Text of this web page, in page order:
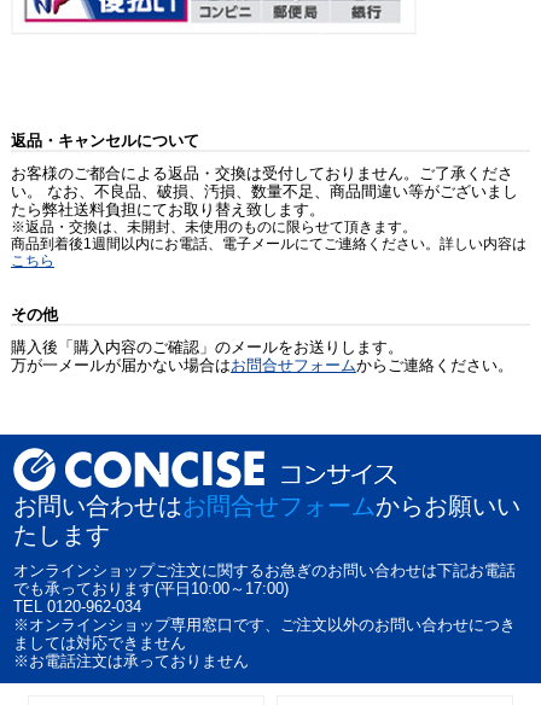
返品・キャンセルについて
お客様のご都合による返品・交換は受付しておりません。ご了承くださ
い。 なお、不良品、破損、汚損、数量不足、商品間違い等がございまし
たら弊社送料負担にてお取り替え致します。
※返品・交換は、未開封、未使用のものに限らせて頂きます。
商品到着後1週間以内にお電話、電子メールにてご連絡ください。詳しい内容は
こちら
その他
購入後「購入内容のご確認」のメールをお送りします。
万が一メールが届かない場合はお問合せフォームからご連絡ください。
お問い合わせはお問合せフォームからお願いい
たします
オンラインショップご注文に関するお急ぎのお問い合わせは下記お電話
でも承っております(平日10:00～17:00)
TEL 0120-962-034
※オンラインショップ専用窓口です、ご注文以外のお問い合わせにつき
ましては対応できません
※お電話注文は承っておりません